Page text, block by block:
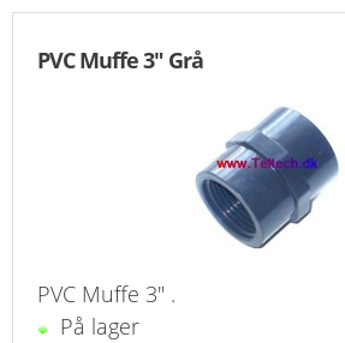
PVC Muffe 3" Grå
PVC Muffe 3" .
På lager